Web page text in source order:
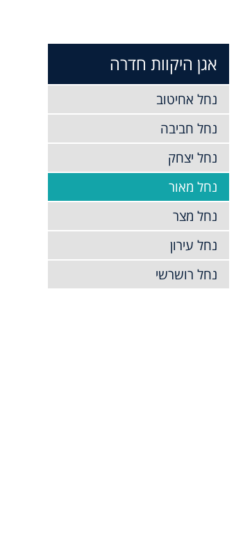
אגן היקוות חדרה
נחל אחיטוב
נחל חביבה
נחל יצחק
נחל מאור
נחל מצר
נחל עירון
נחל רושרשי